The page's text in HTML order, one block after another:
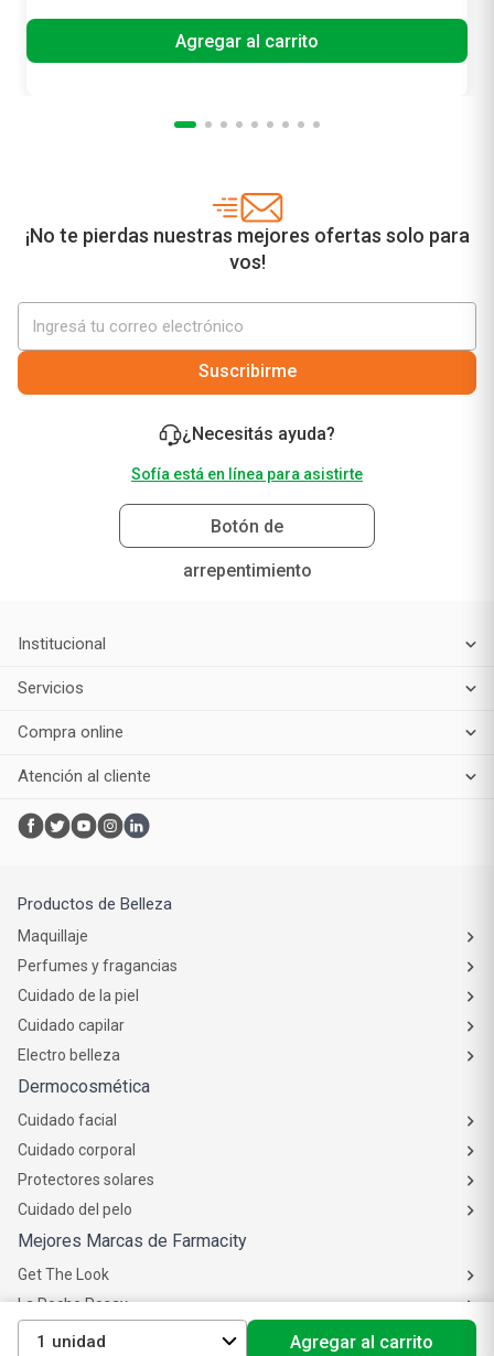
1 Agregar al carrito
Agregar al carrito
¡No te pierdas nuestras mejores ofertas solo para
vos!
Suscribirme
¿Necesitás ayuda?
Sofía está en línea para asistirte
Botón de
arrepentimiento
Institucional
Servicios
Compra online
Atención al cliente
Productos de Belleza
Maquillaje
Perfumes y fragancias
Cuidado de la piel
Cuidado capilar
Electro belleza
Dermocosmética
Cuidado facial
Cuidado corporal
Protectores solares
Cuidado del pelo
Mejores Marcas de Farmacity
Get The Look
La Roche Posay
Vichy